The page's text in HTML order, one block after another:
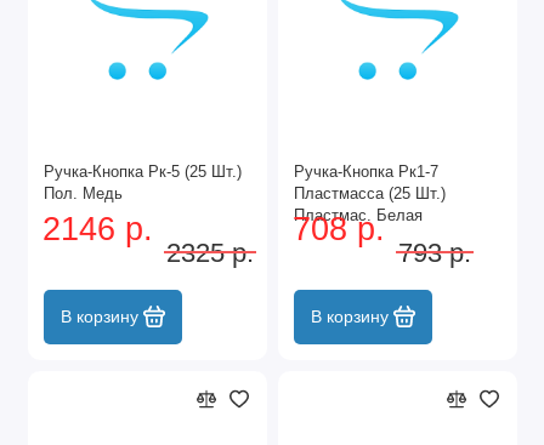
Ручка-Кнопка Рк-5 (25 Шт.)
Пол. Медь
2146 р.
2325 р.
В корзину
Ручка-Кнопка Рк1-7
Пластмасса (25 Шт.)
Пластмас. Белая
708 р.
793 р.
В корзину